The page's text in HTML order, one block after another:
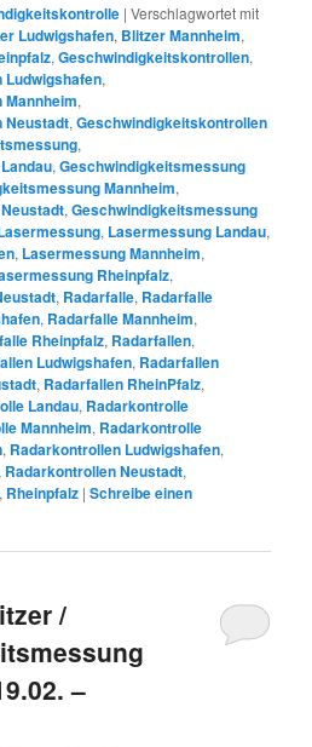
|Verschlagwortet mit
Ludwigshafen, Blitzer Mannheim,
,Geschwindigkeitskontrollen,
,
,
Neustadt,Geschwindigkeitskontrollen
,
,Geschwindigkeitsmessung
Mannheim,
,Geschwindigkeitsmessung
, Lasermessung Landau,
, Lasermessung Mannheim,
Rheinpfalz,
, Radarfalle, Radarfalle
, Radarfalle Mannheim,
Rheinpfalz, Radarfallen,
Ludwigshafen, Radarfallen
, Radarfallen RheinPfalz,
Landau, Radarkontrolle
Mannheim, Radarkontrolle
, Radarkontrollen Ludwigshafen,
Radarkontrollen Neustadt,
, Rheinpfalz |Schreibe einen
/
–